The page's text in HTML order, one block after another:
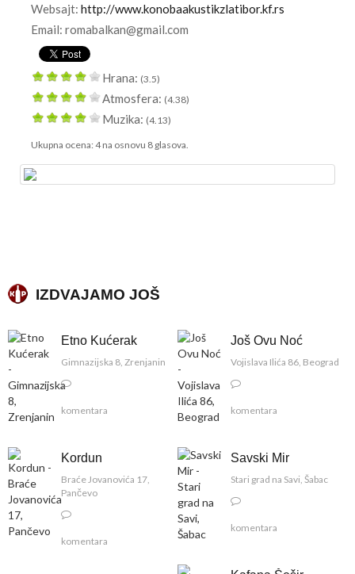
Websajt:http://www.konobaakustikzlatibor.kf.rs
Email: romabalkan@gmail.com
Hrana: (3.5)
Atmosfera: (4.38)
Muzika: (4.13)
Ukupna ocena:4na osnovu 8 glasova.
IZDVAJAMO JOŠ
Etno Kućerak
Gimnazijska 8, Zrenjanin
komentara
Još Ovu Noć
Vojislava Ilića 86, Beograd
komentara
Kordun
Braće Jovanovića 17,
Pančevo
komentara
Savski Mir
Stari grad na Savi, Šabac
komentara